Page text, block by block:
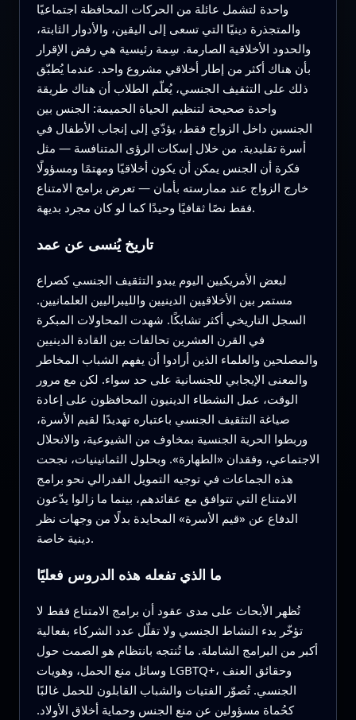
واحدة لتشمل عائلة من الحركات المحافظة اجتماعيًا
والمتجذرة دينيًا التي تسعى إلى اليقين، والأدوار الثابتة،
والحدود الأخلاقية الصارمة. سِمة رئيسية هي رفض الإقرار
بأن هناك أكثر من إطار أخلاقي مشروع واحد. عندما يُطبّق
ذلك على التثقيف الجنسي، يُعلّم الطلاب أن هناك طريقة
واحدة صحيحة لتنظيم الحياة الحميمة: الجنس بين
الجنسين داخل الزواج فقط، يؤدّي إلى إنجاب الأطفال في
أسرة تقليدية. من خلال إسكات الرؤى المتنافسة — مثل
فكرة أن الجنس يمكن أن يكون أخلاقيًا ومهتمًا ومسؤولًا
خارج الزواج عند ممارسته بأمان — تعرض برامج الامتناع
فقط نصًا ثقافيًا وحيدًا كما لو كان مجرد بديهة.
تاريخ يُنسى عن عمد
لبعض الأمريكيين اليوم يبدو التثقيف الجنسي كصراع
مستمر بين الأخلاقيين الدينيين والليبراليين العلمانيين.
السجل التاريخي أكثر تشابكًا. شهدت المحاولات المبكرة
في القرن العشرين تحالفات بين القادة الدينيين
والمصلحين والعلماء الذين أرادوا أن يفهم الشباب المخاطر
والمعنى الإيجابي للجنسانية على حد سواء. لكن مع مرور
الوقت، عمل النشطاء الدينيون المحافظون على إعادة
صياغة التثقيف الجنسي باعتباره تهديدًا لقيم الأسرة،
وربطوا الحرية الجنسية بمخاوف من الشيوعية، والانحلال
الاجتماعي، وفقدان «الطهارة». وبحلول الثمانينيات، نجحت
هذه الجماعات في توجيه التمويل الفدرالي نحو برامج
الامتناع التي تتوافق مع عقائدهم، بينما ما زالوا يدّعون
الدفاع عن «قيم الأسرة» المحايدة بدلًا من وجهات نظر
دينية خاصة.
ما الذي تفعله هذه الدروس فعليًا
تُظهر الأبحاث على مدى عقود أن برامج الامتناع فقط لا
تؤخّر بدء النشاط الجنسي ولا تقلّل عدد الشركاء بفعالية
أكبر من البرامج الشاملة. ما تُنتجه بانتظام هو الصمت حول
وسائل منع الحمل، وهويات LGBTQ+، وحقائق العنف
الجنسي. تُصوّر الفتيات والشباب القابلون للحمل غالبًا
كحُماة مسؤولين عن منع الجنس وحماية أخلاق الأولاد.